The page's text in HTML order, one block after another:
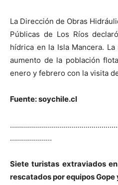
La Dirección de Obras
Públicas de Los Ríos
hídrica en la Isla Mancera.
aumento de la población
enero y febrero con la visita
Fuente: soychile.cl
…………………
Siete turistas extraviados
rescatados por equipos Gope